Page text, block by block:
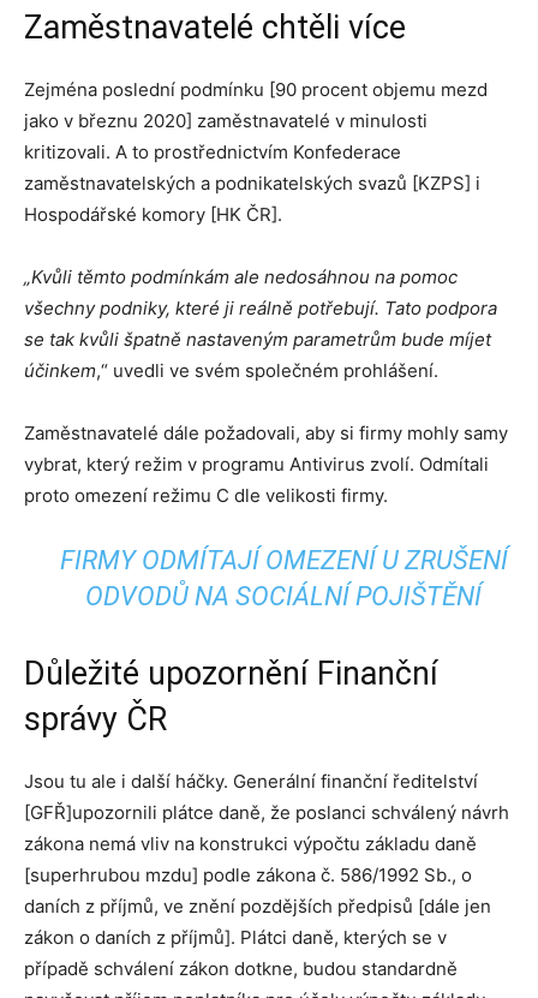
Zaměstnavatelé chtěli více
Zejména poslední podmínku [90 procent objemu mezd
jako v březnu 2020] zaměstnavatelé v minulosti
kritizovali. A to prostřednictvím Konfederace
zaměstnavatelských a podnikatelských svazů [KZPS] i
Hospodářské komory [HK ČR].
„Kvůli těmto podmínkám ale nedosáhnou na pomoc
všechny podniky, které ji reálně potřebují. Tato podpora
se tak kvůli špatně nastaveným parametrům bude míjet
účinkem,“ uvedli ve svém společném prohlášení.
Zaměstnavatelé dále požadovali, aby si firmy mohly samy
vybrat, který režim v programu Antivirus zvolí. Odmítali
proto omezení režimu C dle velikosti firmy.
FIRMY ODMÍTAJÍ OMEZENÍ U ZRUŠENÍ
ODVODŮ NA SOCIÁLNÍ POJIŠTĚNÍ
Důležité upozornění Finanční
správy ČR
Jsou tu ale i další háčky. Generální finanční ředitelství
[GFŘ]upozornili plátce daně, že poslanci schválený návrh
zákona nemá vliv na konstrukci výpočtu základu daně
[superhrubou mzdu] podle zákona č. 586/1992 Sb., o
daních z příjmů, ve znění pozdějších předpisů [dále jen
zákon o daních z příjmů]. Plátci daně, kterých se v
případě schválení zákon dotkne, budou standardně